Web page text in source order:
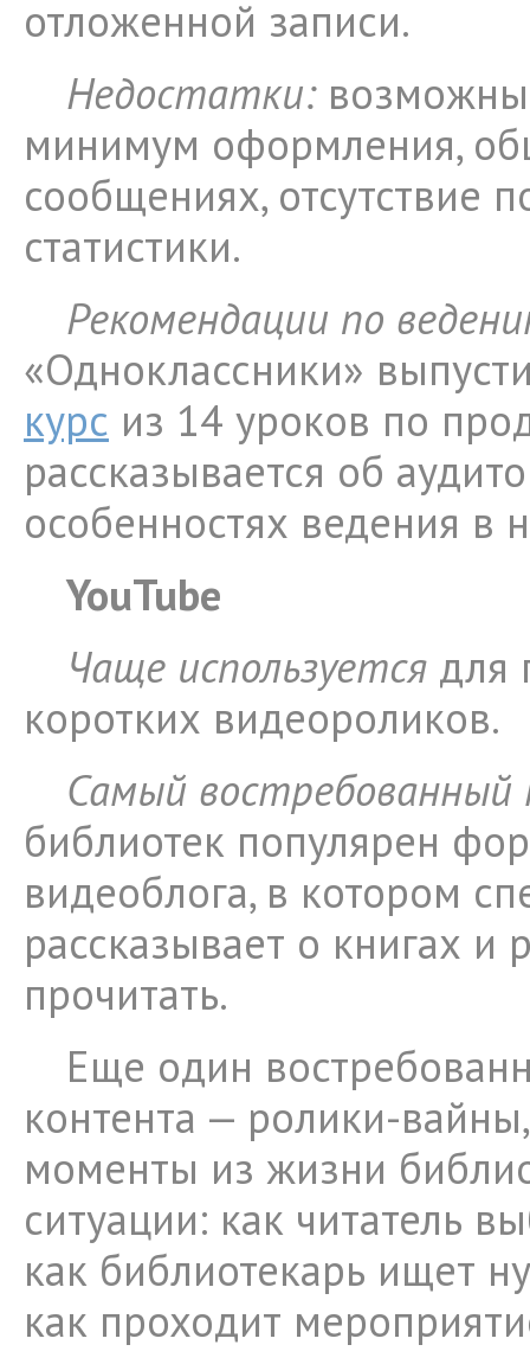
отложенной записи.
Недостатки:
минимум оформления,
сообщениях, отсутствие
статистики.
Рекомендации по
«Одноклассники»
курс из 14 уроков по
рассказывается об
особенностях ведения в
YouTube
Чаще используется для
коротких видеороликов.
Самый
библиотек популярен
видеоблога, в котором
рассказывает о книгах и
прочитать.
Еще один
контента — ролики-
моменты из жизни
ситуации: как читатель
как библиотекарь ищет
как проходит